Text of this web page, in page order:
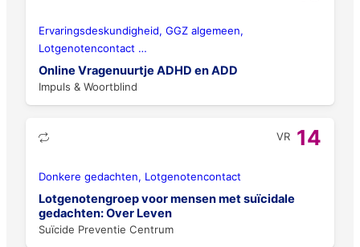
Ervaringsdeskundigheid, GGZ algemeen,
Lotgenotencontact …
Online Vragenuurtje ADHD en ADD
Impuls & Woortblind
VR 14
Donkere gedachten, Lotgenotencontact
Lotgenotengroep voor mensen met suïcidale
gedachten: Over Leven
Suïcide Preventie Centrum